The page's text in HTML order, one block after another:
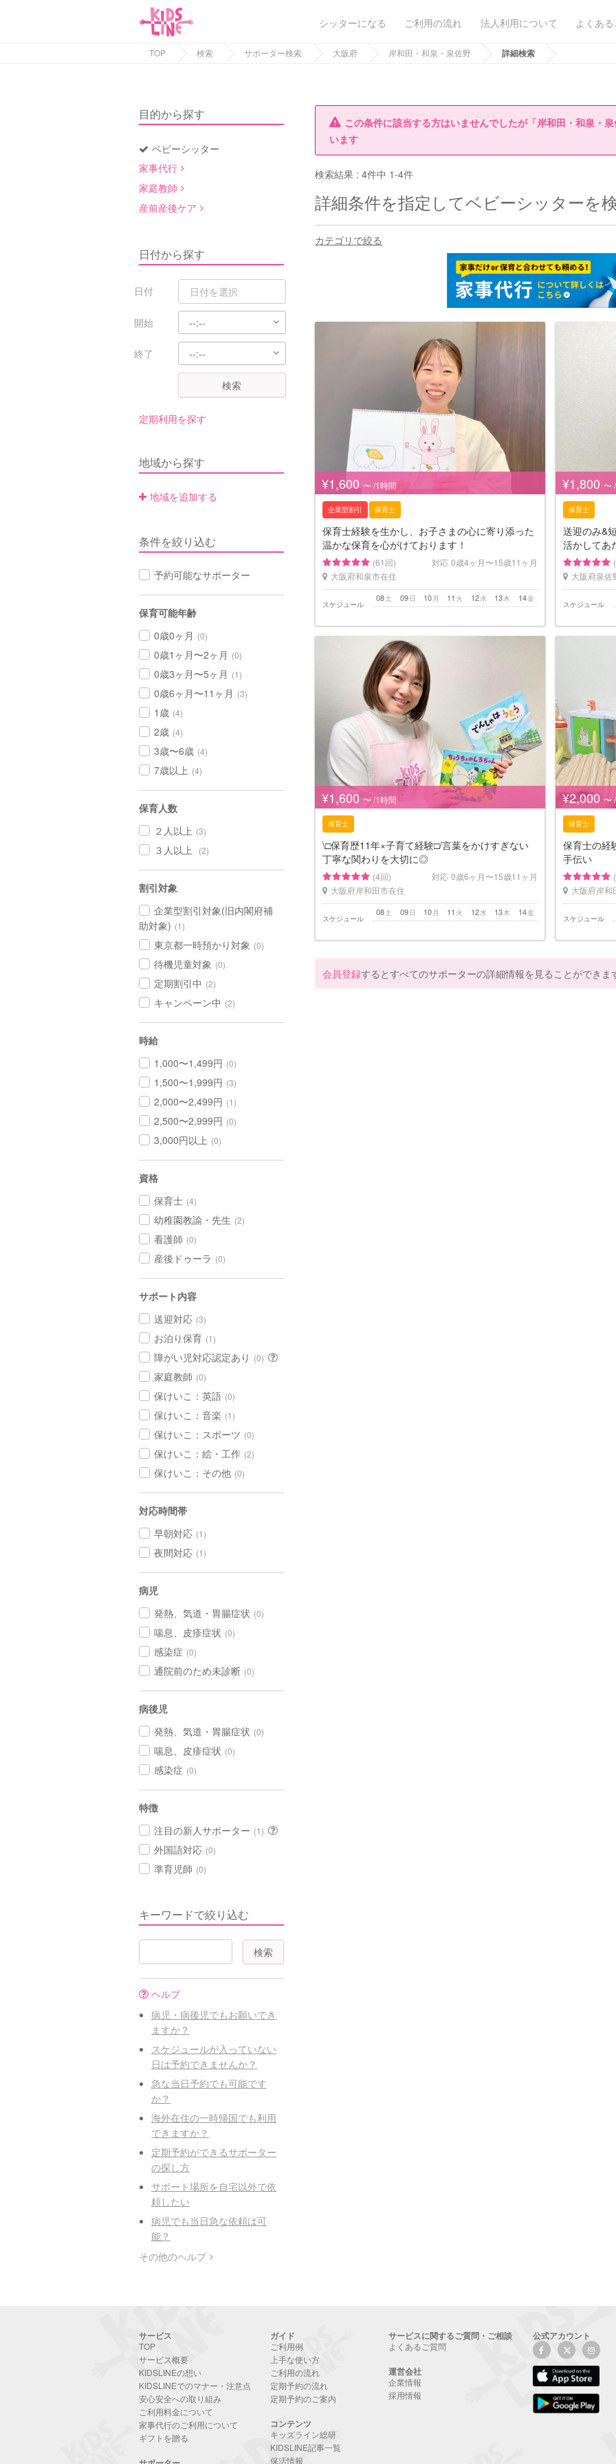
シッターになる ご利用の流れ 法人利用について よくあ
TOP 検索 サポーター検索 大阪府 岸和田・和泉・泉佐野 詳細検索
目的から探す
ベビーシッター
家事代行
家庭教師
産前産後ケア
日付から探す
日付
開始
終了
検索
定期利用を探す
地域から探す
地域を追加する
条件を絞り込む
予約可能なサポーター
保育可能年齢
0歳0ヶ月 (0)
0歳1ヶ月〜2ヶ月 (0)
0歳3ヶ月〜5ヶ月 (1)
0歳6ヶ月〜11ヶ月 (3)
1歳 (4)
2歳 (4)
3歳〜6歳 (4)
7歳以上 (4)
保育人数
２人以上 (3)
３人以上 (2)
割引対象
企業型割引対象(旧内閣府補
助対象) (1)
東京都一時預かり対象 (0)
待機児童対象 (0)
定期割引中 (2)
キャンペーン中 (2)
時給
1,000〜1,499円 (0)
1,500〜1,999円 (3)
2,000〜2,499円 (1)
2,500〜2,999円 (0)
3,000円以上 (0)
資格
保育士 (4)
幼稚園教諭・先生 (2)
看護師 (0)
産後ドゥーラ (0)
サポート内容
送迎対応 (3)
お泊り保育 (1)
障がい児対応認定あり (0)
家庭教師 (0)
保けいこ：英語 (0)
保けいこ：音楽 (1)
保けいこ：スポーツ (0)
保けいこ：絵・工作 (2)
保けいこ：その他 (0)
対応時間帯
早朝対応 (1)
夜間対応 (1)
病児
発熱、気道・胃腸症状 (0)
喘息、皮疹症状 (0)
感染症 (0)
通院前のため未診断 (0)
病後児
発熱、気道・胃腸症状 (0)
喘息、皮疹症状 (0)
感染症 (0)
特徴
注目の新人サポーター (1)
外国語対応 (0)
準育児師 (0)
キーワードで絞り込む
ヘルプ
病児・病後児でもお願いでき
ますか？
スケジュールが入っていない
日は予約できませんか？
急な当日予約でも可能です
か？
海外在住の一時帰国でも利用
できますか？
定期予約ができるサポーター
の探し方
サポート場所を自宅以外で依
頼したい
病児でも当日急な依頼は可
能？
その他のヘルプ
この条件に該当する方はいませんでしたが「岸和田・和泉・
います
検索結果 :4件中 1-4件
詳細条件を指定してベビーシッターを
カテゴリで絞る
¥1,600 〜 /1時間
企業型割引 保育士
保育士経験を生かし、お子さまの心に寄り添った
温かな保育を心がけております！
(61回) 対応 0歳4ヶ月〜15歳11ヶ月
大阪府和泉市在住
スケジュール
土
08 日
09 月
10 火
11 水
12 木
13 金
14
¥1,800 〜
保育士
送迎のみ&
活かしてあ
大阪府泉佐
スケジュール
¥1,600 〜 /1時間
保育士
\□︎保育歴11年×子育て経験□︎/言葉をかけすぎない
丁寧な関わりを大切に◎
(4回) 対応 0歳6ヶ月〜15歳11ヶ月
大阪府岸和田市在住
スケジュール
土
08 日
09 月
10 火
11 水
12 木
13 金
14
¥2,000 〜
保育士
保育士の経
手伝い
大阪府岸和
スケジュール
会員登録するとすべてのサポーターの詳細情報を見ることができま
サービス
TOP
サービス概要
KIDSLINEの想い
KIDSLINEでのマナー・注意点
安心安全への取り組み
ご利用料金について
家事代行のご利用について
ギフトを贈る
ガイド
ご利用例
上手な使い方
ご利用の流れ
定期予約の流れ
定期予約のご案内
コンテンツ
キッズライン総研
KIDSLINE記事一覧
保活情報
サービスに関するご質問・ご相談
よくあるご質問
運営会社
企業情報
採用情報
公式アカウント